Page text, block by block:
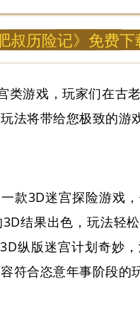
叔历险记》免费下
类游戏，玩家们在古
法将带给您极致的游
款3D迷宫探险游戏
结果出色，玩法轻
纵版迷宫计划奇妙
符合恣意年事阶段的